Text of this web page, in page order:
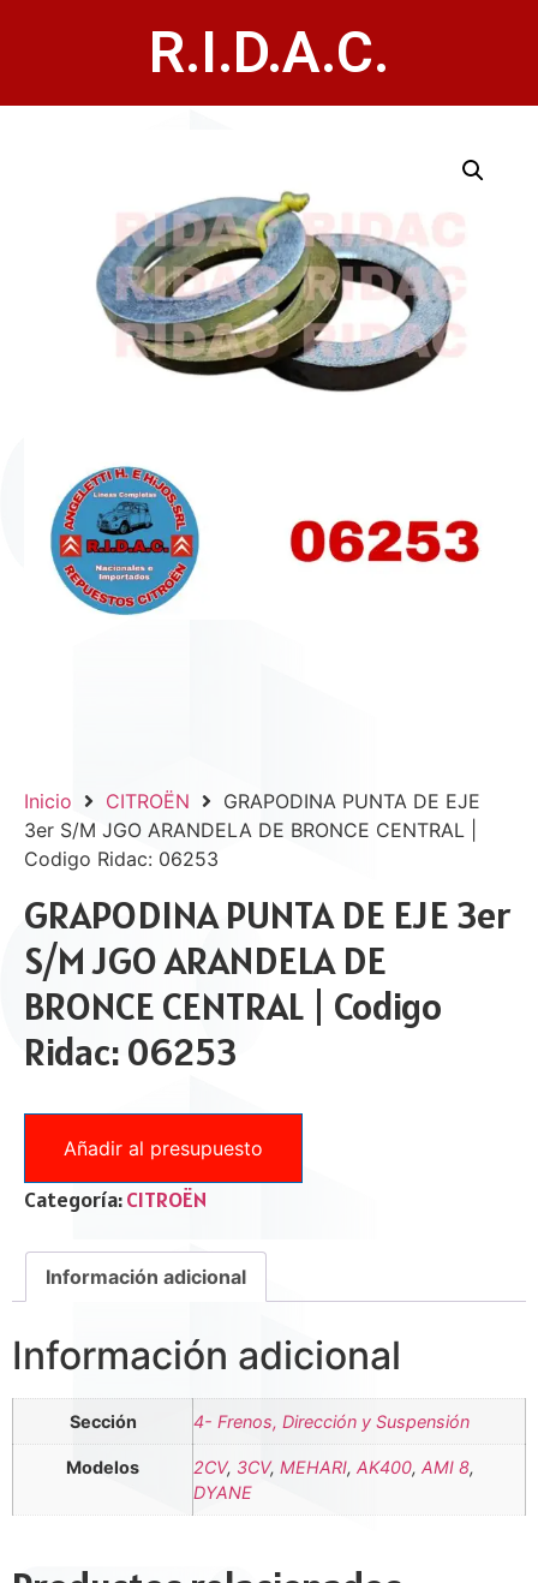
R.I.D.A.C.
Inicio CITROËN
GRAPODINA PUNTA DE EJE
3er S/M JGO ARANDELA DE BRONCE CENTRAL |
Codigo Ridac: 06253
GRAPODINA PUNTA DE EJE 3er
S/M JGO ARANDELA DE
BRONCE CENTRAL | Codigo
Ridac: 06253
Añadir al presupuesto
Categoría:CITROËN
Información adicional
Información adicional
Sección 4- Frenos, Dirección y Suspensión
Modelos 2CV, 3CV, MEHARI, AK400, AMI 8,
DYANE